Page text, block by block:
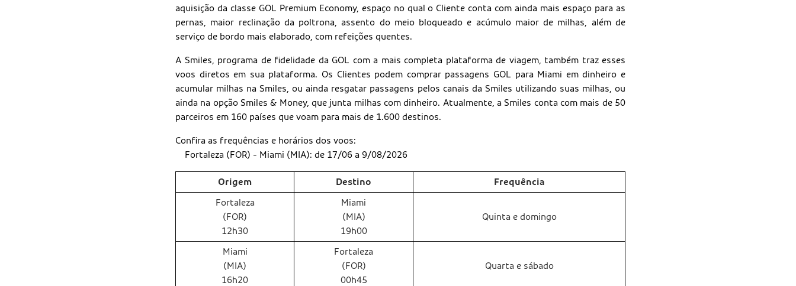
aquisição da classe GOL Premium Economy, espaço no qual o Cliente conta com ainda mais espaço para as
pernas, maior reclinação da poltrona, assento do meio bloqueado e acúmulo maior de milhas, além de
serviço de bordo mais elaborado, com refeições quentes.
A Smiles, programa de fidelidade da GOL com a mais completa plataforma de viagem, também traz esses
voos diretos em sua plataforma. Os Clientes podem comprar passagens GOL para Miami em dinheiro e
acumular milhas na Smiles, ou ainda resgatar passagens pelos canais da Smiles utilizando suas milhas, ou
ainda na opção Smiles & Money, que junta milhas com dinheiro. Atualmente, a Smiles conta com mais de 50
parceiros em 160 países que voam para mais de 1.600 destinos.
Confira as frequências e horários dos voos:
Fortaleza (FOR) - Miami (MIA): de 17/06 a 9/08/2026
Origem Destino Frequência
Fortaleza
(FOR)
12h30
Miami
(MIA)
19h00
Quinta e domingo
Miami
(MIA)
16h20
Fortaleza
(FOR)
00h45
Quarta e sábado